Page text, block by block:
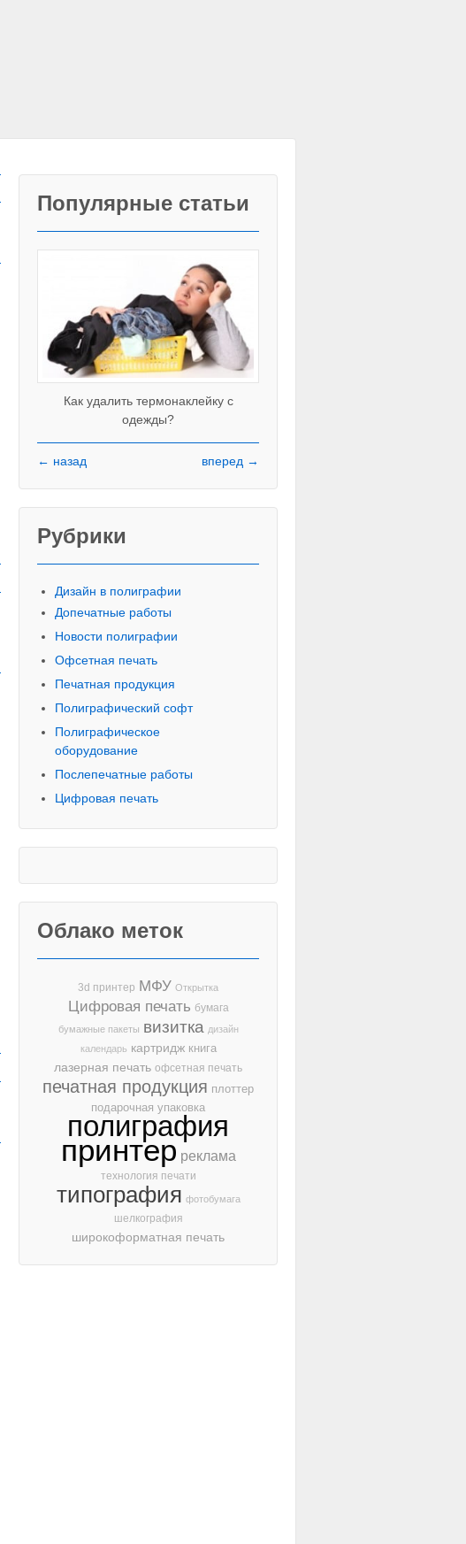
Популярные статьи
Как удалить термонаклейку с
одежды?
Красивые печатные буквы
← назад вперед →
Рубрики
Дизайн в полиграфии
Допечатные работы
Новости полиграфии
Офсетная печать
Печатная продукция
Полиграфический софт
Полиграфическое
оборудование
Послепечатные работы
Цифровая печать
Облако меток
3d принтер МФУ Открытка
Цифровая печать бумага
бумажные пакеты визитка дизайн
календарь картридж книга
лазерная печать офсетная печать
печатная продукция плоттер
подарочная упаковка
полиграфия
принтер реклама
технология печати
типография фотобумага
шелкография
широкоформатная печать